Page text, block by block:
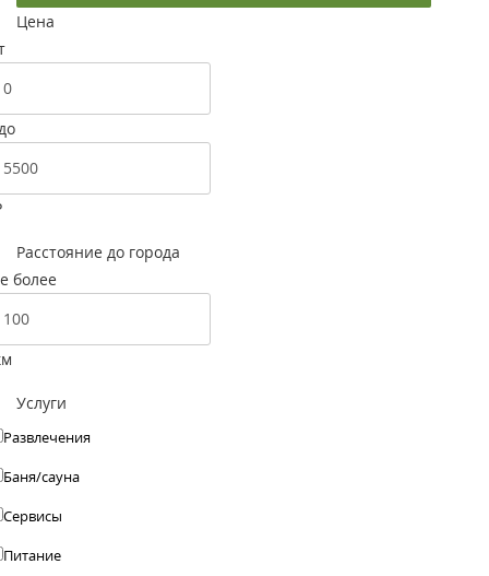
Цена
Расстояние до города
более
Услуги
Развлечения
Баня/сауна
Сервисы
Питание